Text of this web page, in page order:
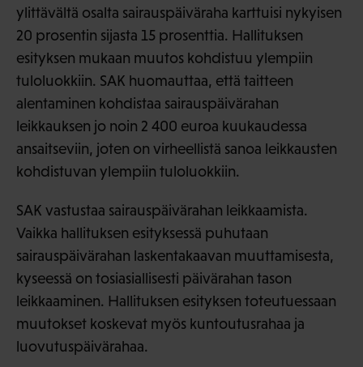
ylittävältä osalta sairauspäiväraha karttuisi nykyisen
20 prosentin sijasta 15 prosenttia. Hallituksen
esityksen mukaan muutos kohdistuu ylempiin
tuloluokkiin. SAK huomauttaa, että taitteen
alentaminen kohdistaa sairauspäivärahan
leikkauksen jo noin 2 400 euroa kuukaudessa
ansaitseviin, joten on virheellistä sanoa leikkausten
kohdistuvan ylempiin tuloluokkiin.
SAK vastustaa sairauspäivärahan leikkaamista.
Vaikka hallituksen esityksessä puhutaan
sairauspäivärahan laskentakaavan muuttamisesta,
kyseessä on tosiasiallisesti päivärahan tason
leikkaaminen. Hallituksen esityksen toteutuessaan
muutokset koskevat myös kuntoutusrahaa ja
luovutuspäivärahaa.